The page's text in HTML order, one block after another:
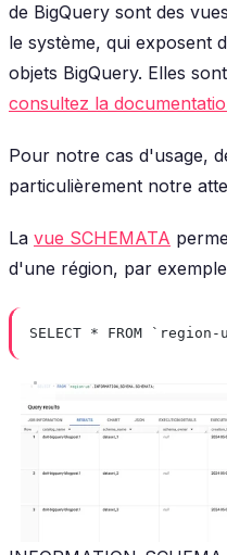
de BigQuery sont des
le système, qui exposent
objets BigQuery. Elles
consultez la
Pour notre cas d'usage,
particulièrement notre
La vue SCHEMATA
d'une région, par
SELECT * FROM `region-